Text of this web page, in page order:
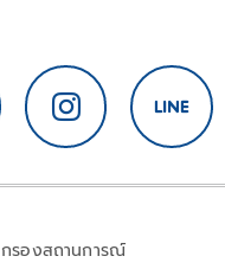
กรองสถานการณ์